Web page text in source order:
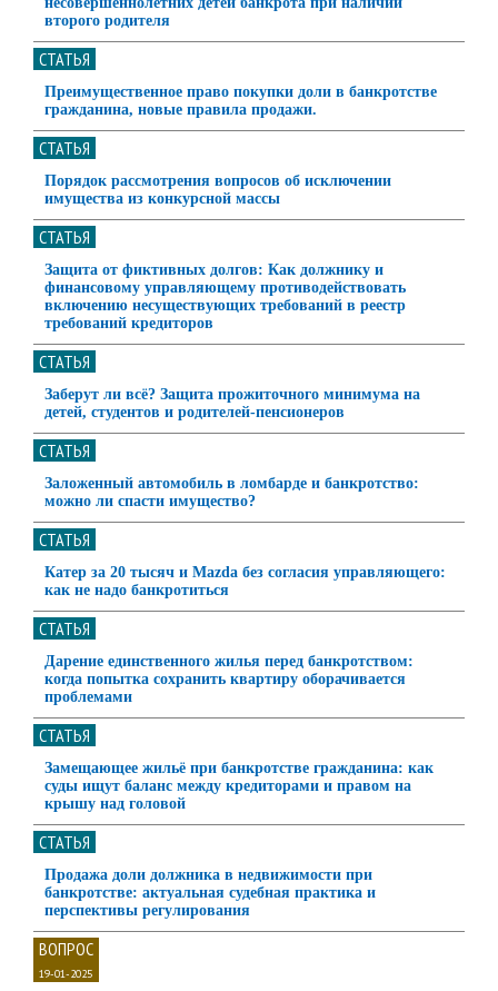
второго родителя
СТАТЬЯ
Преимущественное право покупки доли в банкротстве
гражданина, новые правила продажи.
СТАТЬЯ
Порядок рассмотрения вопросов об исключении
имущества из конкурсной массы
СТАТЬЯ
Защита от фиктивных долгов: Как должнику и
финансовому управляющему противодействовать
включению несуществующих требований в реестр
требований кредиторов
СТАТЬЯ
Заберут ли всё? Защита прожиточного минимума на
детей, студентов и родителей-пенсионеров
СТАТЬЯ
Заложенный автомобиль в ломбарде и банкротство:
можно ли спасти имущество?
СТАТЬЯ
Катер за 20 тысяч и Mazda без согласия управляющего:
как не надо банкротиться
СТАТЬЯ
Дарение единственного жилья перед банкротством:
когда попытка сохранить квартиру оборачивается
проблемами
СТАТЬЯ
Замещающее жильё при банкротстве гражданина: как
суды ищут баланс между кредиторами и правом на
крышу над головой
СТАТЬЯ
Продажа доли должника в недвижимости при
банкротстве: актуальная судебная практика и
перспективы регулирования
ВОПРОС
19-01-2025